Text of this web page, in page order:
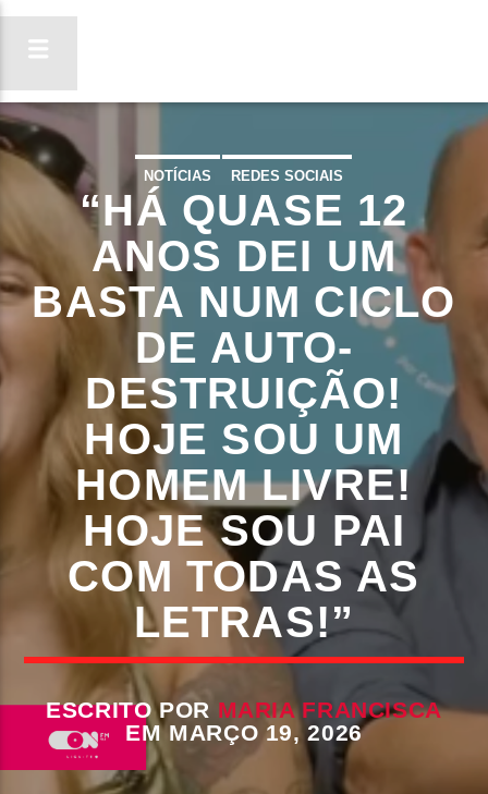
ON FM
LIGA-TE
FAIXA ATUAL
TÍTULO
ARTISTA
ON FM
NOTÍCIAS REDES SOCIAIS
“HÁ QUASE 12
ANOS DEI UM
BASTA NUM CICLO
DE AUTO-
DESTRUIÇÃO!
HOJE SOU UM
HOMEM LIVRE!
HOJE SOU PAI
COM TODAS AS
LETRAS!”
ESCRITO POR MARIA FRANCISCA
EM MARÇO 19, 2026